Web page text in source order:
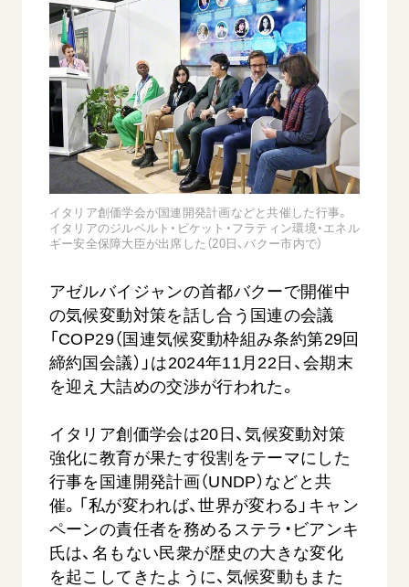
日蓮大聖人の仏法（教学入門）
釈尊～法華経
日蓮大聖人
創価学会の三代会長
初代会長・牧口常三郎先生
第2代会長・戸田城聖先生
第3代会長・池田大作先生
仏法を学ぶ
仏法を語る
主な行事
年間の活動について
友人葬
核兵器の廃絶に向け連帯を拡大
「人権文化」「ジェンダー平等」を促進
「持続可能な開発目標（SDGs）」の取り組み
人道支援
音楽活動
展示活動
教育本部の活動
図書贈呈
各国ウェブサイト
世界の創価学会の歴史
基本情報
創価学会 会憲
創価学会 会則
創価学会 社会憲章
組織・機構
会長・理事長・各部長の紹介
沿革
入会について
関連団体
道府県中心会館
会員サポート
座談会御書ｅ講義
小説『新・人間革命』『人間革命』要旨
御書検索［新版］
関連リンク
創価学会総本部
墓地公園・納骨堂
聖教ブックストア
soka youth media
Soka Gakkai グローバルサイト
SGIピースサイト
ご意見
SOKA PICKS すべて見る
イタリア創価学会が国連開発計画などと共催した行事。
イタリアのジルベルト・ピケット・フラティン環境・エネル
ギー安全保障大臣が出席した（20日、バクー市内で）
アゼルバイジャンの首都バクーで開催中
の気候変動対策を話し合う国連の会議
「COP29（国連気候変動枠組み条約第29回
締約国会議）」は2024年11月22日、会期末
を迎え大詰めの交渉が行われた。
イタリア創価学会は20日、気候変動対策
強化に教育が果たす役割をテーマにした
行事を国連開発計画（UNDP）などと共
催。「私が変われば、世界が変わる」キャン
ペーンの責任者を務めるステラ・ビアンキ
氏は、名もない民衆が歴史の大きな変化
を起こしてきたように、気候変動もまた